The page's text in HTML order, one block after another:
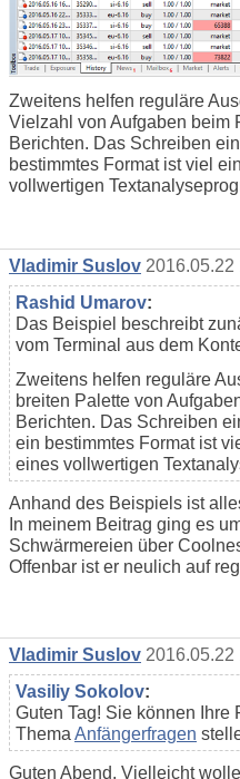
Zweitens helfen reguläre
Vielzahl von Aufgaben beim
Berichten. Das Schreiben
bestimmtes Format ist viel
vollwertigen
Vladimir Suslov 2016.05.22
Rashid Umarov:
Das Beispiel beschreibt
vom Terminal aus dem
Zweitens helfen reguläre
breiten Palette von
Berichten. Das Schreiben
ein bestimmtes Format ist
eines vollwertigen
Anhand des Beispiels ist
In meinem Beitrag ging es
Schwärmereien über
Offenbar ist er neulich auf
Vladimir Suslov 2016.05.22
Vasiliy Sokolov:
Guten Tag! Sie können Ihre
Thema Anfängerfragen
Guten Abend. Vielleicht